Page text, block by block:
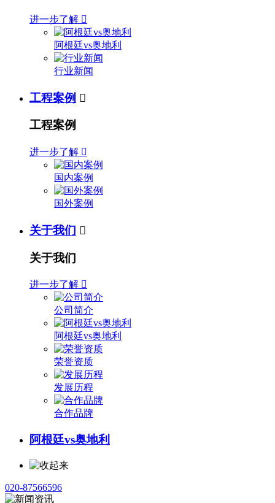
进一步了解 
阿根廷vs奥地利
行业新闻
工程案例 
工程案例
进一步了解 
国内案例
国外案例
关于我们 
关于我们
进一步了解 
公司简介
阿根廷vs奥地利
荣誉资质
发展历程
合作品牌
阿根廷vs奥地利
020-87566596